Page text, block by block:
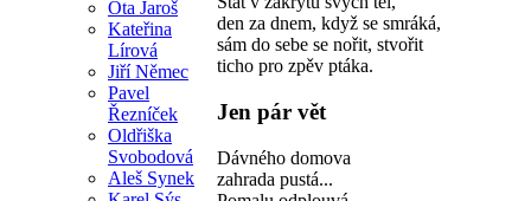
Ota Jaroš
Kateřina
Lírová
Jiří Němec
Pavel
Řezníček
Oldřiška
Svobodová
Aleš Synek
den za dnem, když se smráká,
sám do sebe se nořit, stvořit
ticho pro zpěv ptáka.
Jen pár vět
Dávného domova
zahrada pustá...